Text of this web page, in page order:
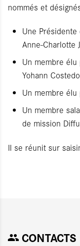
nommés et
Une
Anne-Charlotte
Un membre
Yohann
Un membre
Un membre
de mission
Il se réunit sur
CONTACTS